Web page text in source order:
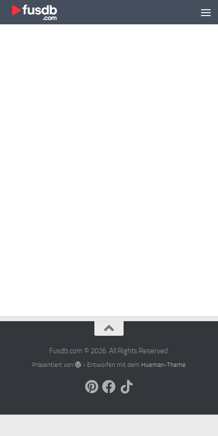
Zum Inhalt springen
Fusdb.com © 2026. All Rights Reserved.
Präsentiert von - Entworfen mit dem Hueman-Theme